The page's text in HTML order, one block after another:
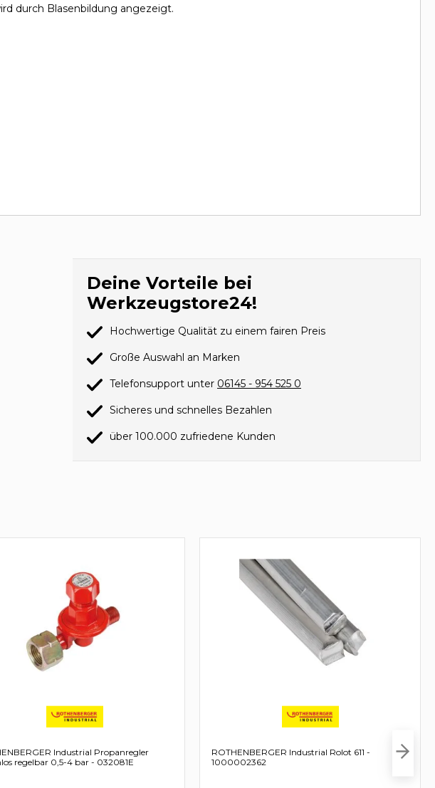
durch Blasenbildung angezeigt.
Deine Vorteile bei
Werkzeugstore24!
Hochwertige Qualität zu einem fairen Preis
Große Auswahl an Marken
Telefonsupport unter 06145 - 954 525 0
Sicheres und schnelles Bezahlen
über 100.000 zufriedene Kunden
Industrial Propanregler
regelbar 0,5-4 bar - 032081E
ROTHENBERGER Industrial Rolot 611 -
1000002362